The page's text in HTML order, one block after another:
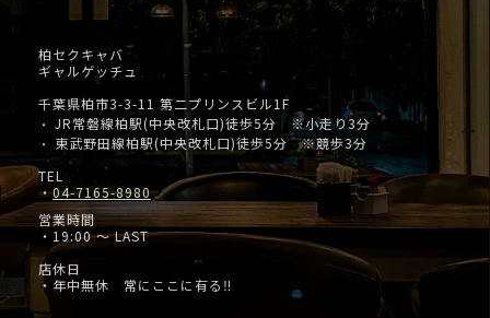
柏セクキャバ
ギャルゲッチュ
千葉県柏市3-3-11 第二プリンスビル1F
・ JR常磐線柏駅(中央改札口)徒歩5分 ※小走り3分
・
東武野田線柏駅(中央改札口)徒歩5分 ※競歩3分
TEL
・04-7165-8980
営業時間
・19:00 ～ LAST
店休日
・年中無休 常にここに有る‼